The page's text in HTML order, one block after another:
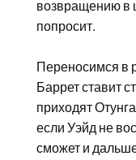
возвращению в
попросит.
Переносимся в
Баррет ставит
приходят
если Уэйд не
сможет и